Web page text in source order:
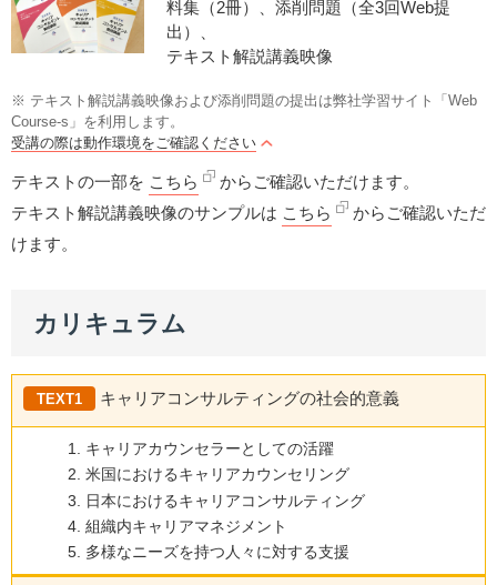
料集（2冊）、添削問題（全3回Web提
出）、
テキスト解説講義映像
※ テキスト解説講義映像および添削問題の提出は弊社学習サイト「Web
Course-s」を利用します。
受講の際は動作環境をご確認ください
テキストの一部を こちら
からご確認いただけます。
テキスト解説講義映像のサンプルは こちら
からご確認いただ
けます。
カリキュラム
TEXT1 キャリアコンサルティングの社会的意義
キャリアカウンセラーとしての活躍
米国におけるキャリアカウンセリング
日本におけるキャリアコンサルティング
組織内キャリアマネジメント
多様なニーズを持つ人々に対する支援